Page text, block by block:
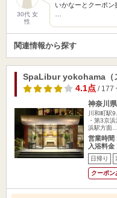
30代 女
性
いかなーとクーポン
関連情報から探す
SpaLibur yokohama（
4.1点/ 177
神奈川
川和町駅
・第3京
浜駅方面…
営業時間
入浴料金
日帰り
クーポン